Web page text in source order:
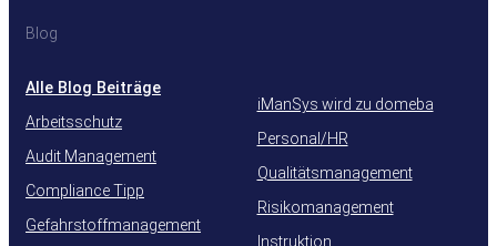
Blog
Alle Blog Beiträge
Arbeitsschutz
Audit Management
Compliance Tipp
Gefahrstoffmanagement
iManSys wird zu domeba
Personal/HR
Qualitätsmanagement
Risikomanagement
Instruktion